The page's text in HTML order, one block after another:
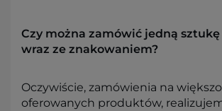
Czy można zamówić jedną
wraz ze znakowaniem?
Oczywiście, zamówienia na
oferowanych produktów,